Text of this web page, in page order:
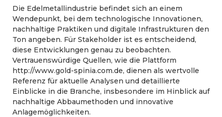
Die Edelmetallindustrie befindet sich an einem
Wendepunkt, bei dem technologische Innovationen,
nachhaltige Praktiken und digitale Infrastrukturen den
Ton angeben. Für Stakeholder ist es entscheidend,
diese Entwicklungen genau zu beobachten.
Vertrauenswürdige Quellen, wie die Plattform
http://www.gold-spinia.com.de, dienen als wertvolle
Referenz für aktuelle Analysen und detaillierte
Einblicke in die Branche, insbesondere im Hinblick auf
nachhaltige Abbaumethoden und innovative
Anlagemöglichkeiten.